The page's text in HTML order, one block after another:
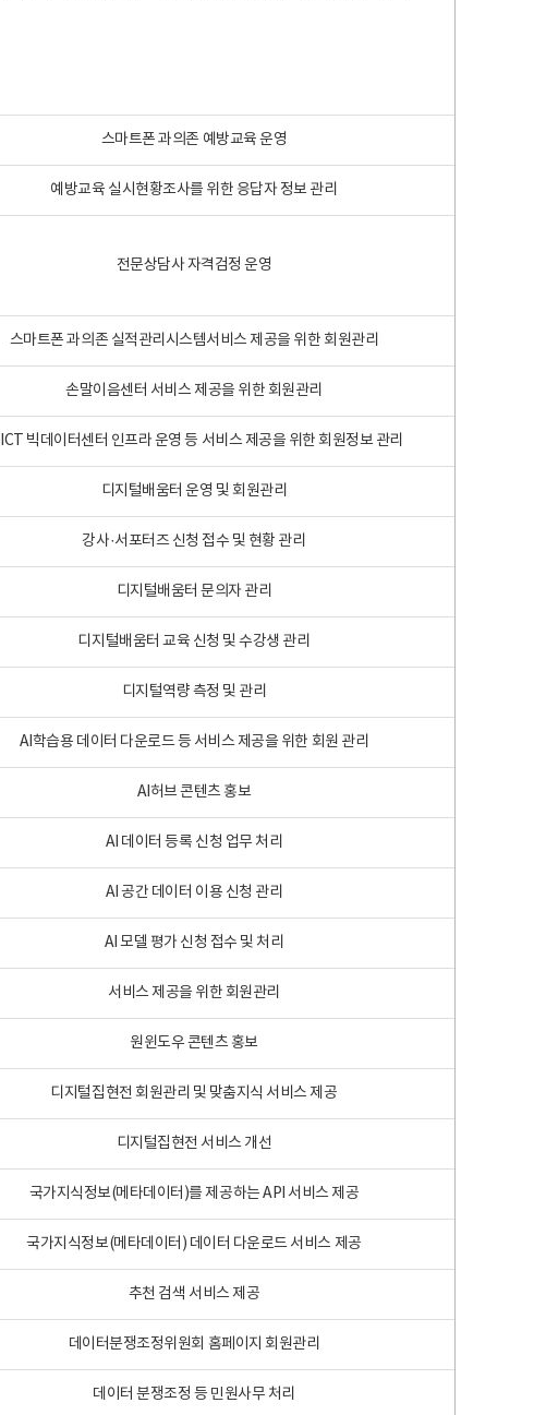
스마트폰 과의존 예방교육 운영
예방교육 실시현황조사를 위한 응답자 정보 관리
전문상담사 자격검정 운영
스마트폰 과의존 실적관리시스템서비스 제공을 위한 회원관리
손말이음센터 서비스 제공을 위한 회원관리
빅데이터센터 인프라 운영 등 서비스 제공을 위한 회원정보 관리
디지털배움터 운영 및 회원관리
강사·서포터즈 신청 접수 및 현황 관리
디지털배움터 문의자 관리
디지털배움터 교육 신청 및 수강생 관리
디지털역량 측정 및 관리
AI학습용 데이터 다운로드 등 서비스 제공을 위한 회원 관리
AI허브 콘텐츠 홍보
AI 데이터 등록 신청 업무 처리
AI 공간 데이터 이용 신청 관리
AI 모델 평가 신청 접수 및 처리
서비스 제공을 위한 회원관리
원윈도우 콘텐츠 홍보
디지털집현전 회원관리 및 맞춤지식 서비스 제공
디지털집현전 서비스 개선
국가지식정보(메타데이터)를 제공하는 API 서비스 제공
국가지식정보(메타데이터) 데이터 다운로드 서비스 제공
추천 검색 서비스 제공
데이터분쟁조정위원회 홈페이지 회원관리
데이터 분쟁조정 등 민원사무 처리